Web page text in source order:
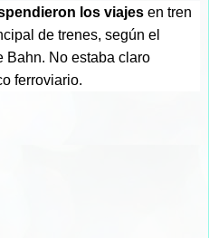
los viajes en tren
de trenes, según el
Bahn. No estaba claro
ferroviario.